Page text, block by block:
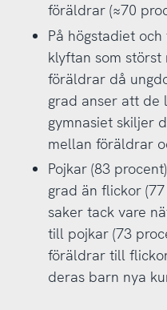
föräldrar (≈70
På högstadiet
klyftan som
föräldrar då
grad anser att de
gymnasiet skiljer
mellan föräldrar
Pojkar (83
grad än flickor
saker tack vare
till pojkar (73
föräldrar till
deras barn nya